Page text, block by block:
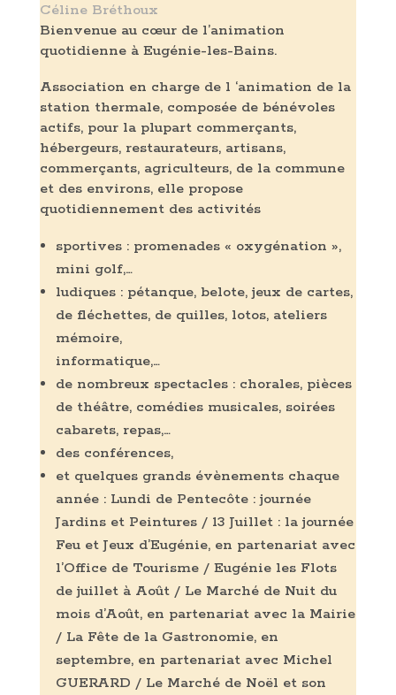
Céline Bréthoux
Bienvenue au cœur de l’animation
quotidienne à Eugénie-les-Bains.
Association en charge de l ‘animation de la
station thermale, composée de bénévoles
actifs, pour la plupart commerçants,
hébergeurs, restaurateurs, artisans,
commerçants, agriculteurs, de la commune
et des environs, elle propose
quotidiennement des activités
sportives : promenades « oxygénation »,
mini golf,…
ludiques : pétanque, belote, jeux de cartes,
de fléchettes, de quilles, lotos, ateliers
mémoire,
informatique,…
de nombreux spectacles : chorales, pièces
de théâtre, comédies musicales, soirées
cabarets, repas,…
des conférences,
et quelques grands évènements chaque
année : Lundi de Pentecôte : journée
Jardins et Peintures / 13 Juillet : la journée
Feu et Jeux d’Eugénie, en partenariat avec
l’Office de Tourisme / Eugénie les Flots
de juillet à Août / Le Marché de Nuit du
mois d’Août, en partenariat avec la Mairie
/ La Fête de la Gastronomie, en
septembre, en partenariat avec Michel
GUERARD / Le Marché de Noël et son